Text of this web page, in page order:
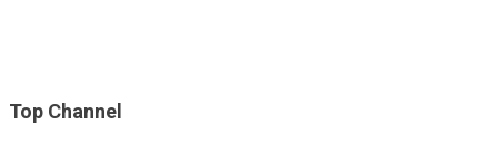
Top Channel